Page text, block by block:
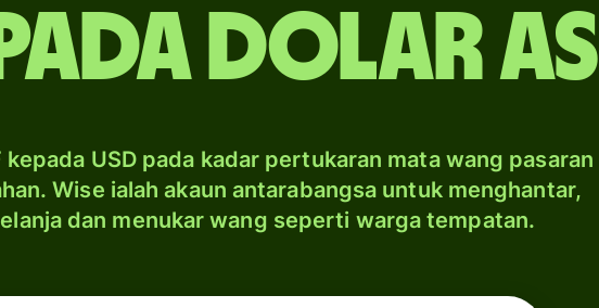
dolar AS
kepada USD pada kadar pertukaran mata wang pasaran
Wise ialah akaun antarabangsa untuk menghantar,
dan menukar wang seperti warga tempatan.